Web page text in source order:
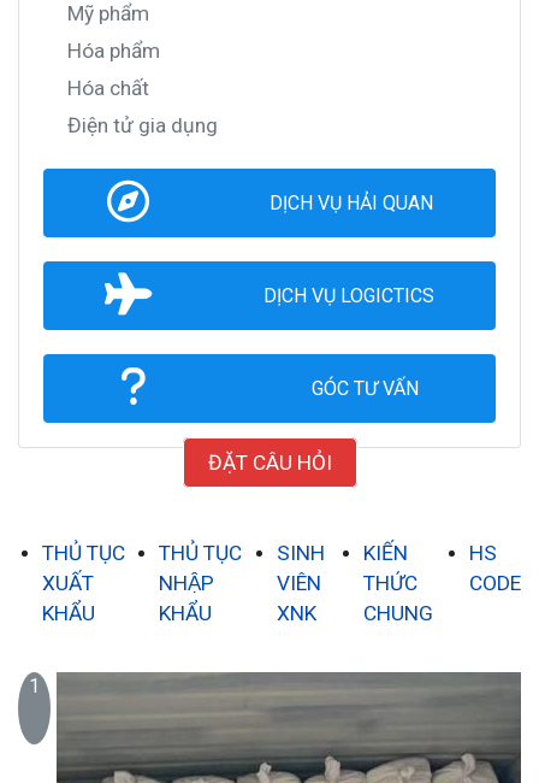
Mỹ phẩm
Hóa phẩm
Hóa chất
Điện tử gia dụng
DỊCH VỤ HẢI QUAN
DỊCH VỤ LOGICTICS
GÓC TƯ VẤN
ĐẶT CÂU HỎI
THỦ TỤC
XUẤT
KHẨU
THỦ TỤC
NHẬP
KHẨU
SINH
VIÊN
XNK
KIẾN
THỨC
CHUNG
HS
CODE
1